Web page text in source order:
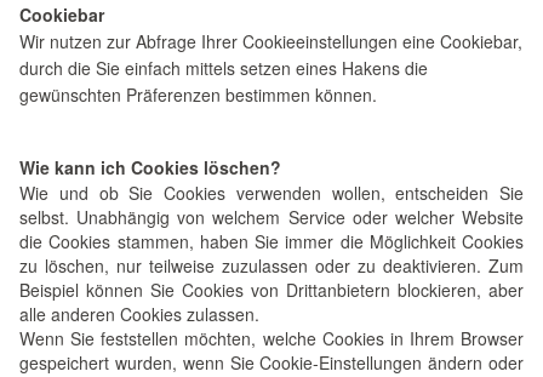
Cookiebar
Wir nutzen zur Abfrage Ihrer Cookieeinstellungen eine Cookiebar,
durch die Sie einfach mittels setzen eines Hakens die
gewünschten Präferenzen bestimmen können.
Wie kann ich Cookies löschen?
Wie und ob Sie Cookies verwenden wollen, entscheiden Sie
selbst. Unabhängig von welchem Service oder welcher Website
die Cookies stammen, haben Sie immer die Möglichkeit Cookies
zu löschen, nur teilweise zuzulassen oder zu deaktivieren. Zum
Beispiel können Sie Cookies von Drittanbietern blockieren, aber
alle anderen Cookies zulassen.
Wenn Sie feststellen möchten, welche Cookies in Ihrem Browser
gespeichert wurden, wenn Sie Cookie-Einstellungen ändern oder